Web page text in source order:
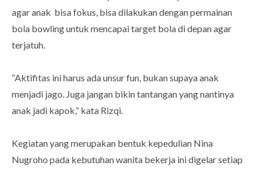
agar anak bisa fokus, bisa dilakukan dengan permainan
bola bowling untuk mencapai target bola di depan agar
terjatuh.
“Aktifitas ini harus ada unsur fun, bukan supaya anak
menjadi jago. Juga jangan bikin tantangan yang nantinya
anak jadi kapok,” kata Rizqi.
Kegiatan yang merupakan bentuk kepedulian Nina
Nugroho pada kebutuhan wanita bekerja ini digelar setiap